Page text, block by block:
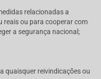
relacionadas a
reais ou para cooperar com
a segurança nacional;
quaisquer reivindicações ou